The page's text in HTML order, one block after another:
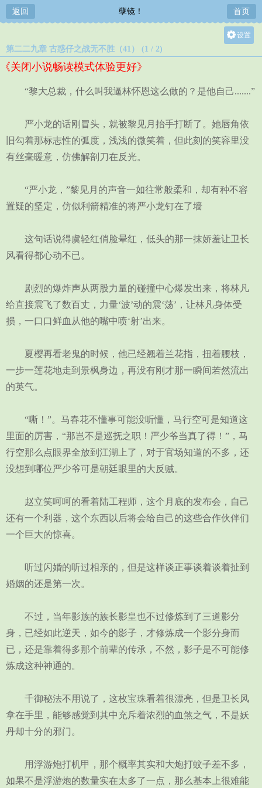
返回 孽镜！ 首页
设置
中
第二二九章 古惑仔之战无不胜（41） (1 / 2)
《关闭小说畅读模式体验更好》
“黎大总裁，什么叫我逼林怀恩这么做的？是他自己.......”
严小龙的话刚冒头，就被黎见月抬手打断了。她唇角依
旧勾着那标志性的弧度，浅浅的微笑着，但此刻的笑容里没
有丝毫暖意，仿佛解剖刀在反光。
“严小龙，”黎见月的声音一如往常般柔和，却有种不容
置疑的坚定，仿似利箭精准的将严小龙钉在了墙
这句话说得虞轻红俏脸晕红，低头的那一抹娇羞让卫长
风看得都心动不已。
剧烈的爆炸声从两股力量的碰撞中心爆发出来，将林凡
给直接震飞了数百丈，力量‘波’动的震‘荡’，让林凡身体受
损，一口口鲜血从他的嘴中喷‘射’出来。
夏樱再看老鬼的时候，他已经翘着兰花指，扭着腰枝，
一步一莲花地走到景枫身边，再没有刚才那一瞬间若然流出
的英气。
“嘶！”。马春花不懂事可能没听懂，马行空可是知道这
里面的厉害，“那岂不是巡抚之职！严少爷当真了得！”，马
行空那么点眼界全放到江湖上了，对于官场知道的不多，还
没想到哪位严少爷可是朝廷眼里的大反贼。
赵立笑呵呵的看着陆工程师，这个月底的发布会，自己
还有一个利器，这个东西以后将会给自己的这些合作伙伴们
一个巨大的惊喜。
听过闪婚的听过相亲的，但是这样谈正事谈着谈着扯到
婚姻的还是第一次。
不过，当年影族的族长影皇也不过修炼到了三道影分
身，已经如此逆天，如今的影子，才修炼成一个影分身而
已，还是靠着得多那个前辈的传承，不然，影子是不可能修
炼成这种神通的。
千御秘法不用说了，这枚宝珠看着很漂亮，但是卫长风
拿在手里，能够感觉到其中充斥着浓烈的血煞之气，不是妖
丹却十分的邪门。
用浮游炮打机甲，那个概率其实和大炮打蚊子差不多，
如果不是浮游炮的数量实在太多了一点，那么基本上很难能